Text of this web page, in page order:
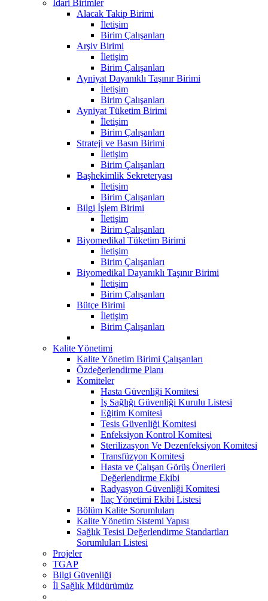
İdari Birimler
Alacak Takip Birimi
İletişim
Birim Çalışanları
Arşiv Birimi
İletişim
Birim Çalışanları
Ayniyat Dayanıklı Taşınır Birimi
İletişim
Birim Çalışanları
Ayniyat Tüketim Birimi
İletişim
Birim Çalışanları
Strateji ve Basın Birimi
İletişim
Birim Çalışanları
Başhekimlik Sekreteryası
İletişim
Birim Çalışanları
Bilgi İşlem Birimi
İletişim
Birim Çalışanları
Biyomedikal Tüketim Birimi
İletişim
Birim Çalışanları
Biyomedikal Dayanıklı Taşınır Birimi
İletişim
Birim Çalışanları
Bütçe Birimi
İletişim
Birim Çalışanları
Kalite Yönetimi
Kalite Yönetim Birimi Çalışanları
Özdeğerlendirme Planı
Komiteler
Hasta Güvenliği Komitesi
İş Sağlığı Güvenliği Kurulu Listesi
Eğitim Komitesi
Tesis Güvenliği Komitesi
Enfeksiyon Kontrol Komitesi
Sterilizasyon Ve Dezenfeksiyon Komitesi
Transfüzyon Komitesi
Hasta ve Çalışan Görüş Önerileri
Değerlendirme Ekibi
Radyasyon Güvenliği Komitesi
İlaç Yönetimi Ekibi Listesi
Bölüm Kalite Sorumluları
Kalite Yönetim Sistemi Yapısı
Sağlık Tesisi Değerlendirme Standartları
Sorumluları Listesi
Projeler
TGAP
Bilgi Güvenliği
İl Sağlık Müdürümüz